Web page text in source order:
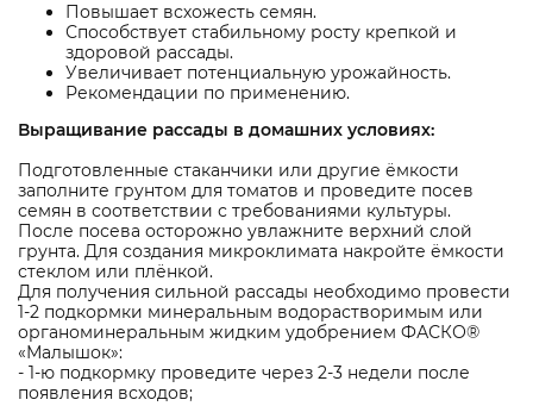
Повышает всхожесть семян.
Способствует стабильному росту крепкой и
здоровой рассады.
Увеличивает потенциальную урожайность.
Рекомендации по применению.
Выращивание рассады в домашних условиях:
Подготовленные стаканчики или другие ёмкости
заполните грунтом для томатов и проведите посев
семян в соответствии с требованиями культуры.
После посева осторожно увлажните верхний слой
грунта. Для создания микроклимата накройте ёмкости
стеклом или плёнкой.
Для получения сильной рассады необходимо провести
1-2 подкормки минеральным водорастворимым или
органоминеральным жидким удобрением ФАСКО®
«Малышок»:
- 1-ю подкормку проведите через 2-3 недели после
появления всходов;